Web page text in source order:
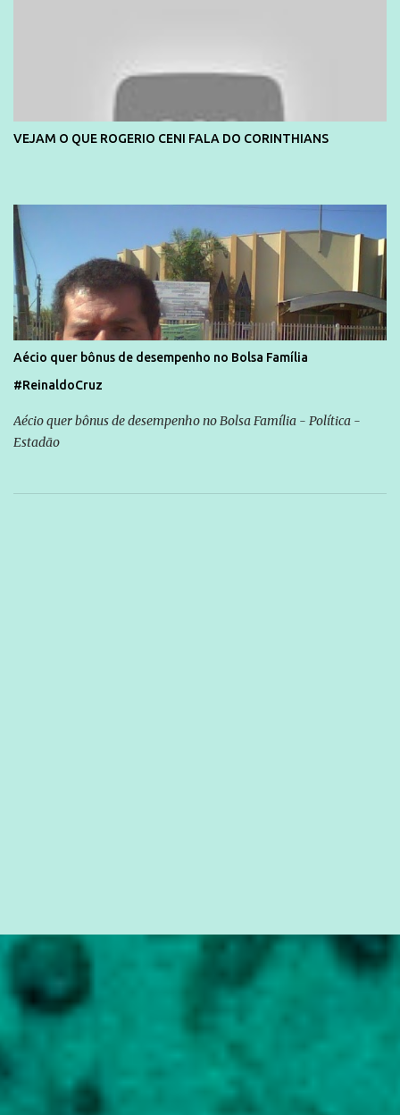
VEJAM O QUE ROGERIO CENI FALA DO CORINTHIANS
Aécio quer bônus de desempenho no Bolsa Família
#ReinaldoCruz
Aécio quer bônus de desempenho no Bolsa Família - Política -
Estadão